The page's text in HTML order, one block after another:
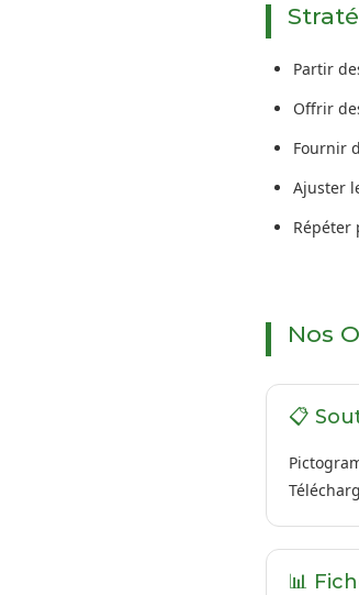
Partir
Offrir
Fournir
Ajuster
Répéter
Nos
📋
📊